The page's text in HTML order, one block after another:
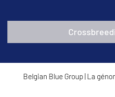
Belgian Blue Group| La